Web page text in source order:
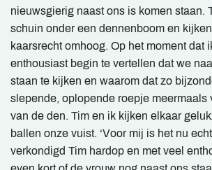
nieuwsgierig naast ons is komen staan.
schuin onder een dennenboom en
kaarsrecht omhoog. Op het moment dat
enthousiast begin te vertellen dat we
staan te kijken en waarom dat zo
slepende, oplopende roepje meermaals
van de den. Tim en ik kijken elkaar
ballen onze vuist. ‘Voor mij is het nu
verkondigd Tim hardop en met veel